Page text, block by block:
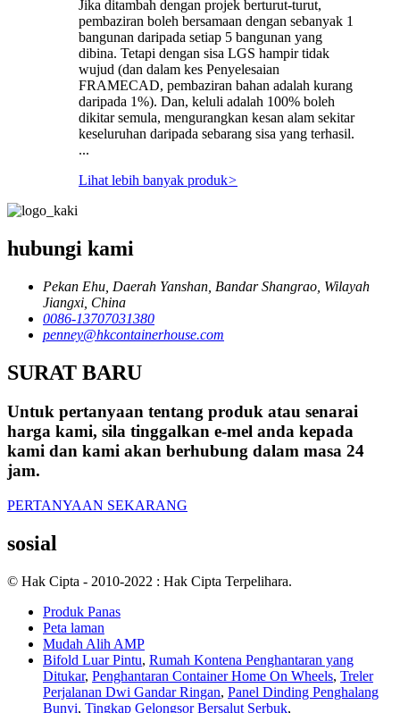
Jika ditambah dengan projek berturut-turut,
pembaziran boleh bersamaan dengan sebanyak 1
bangunan daripada setiap 5 bangunan yang
dibina. Tetapi dengan sisa LGS hampir tidak
wujud (dan dalam kes Penyelesaian
FRAMECAD, pembaziran bahan adalah kurang
daripada 1%). Dan, keluli adalah 100% boleh
dikitar semula, mengurangkan kesan alam sekitar
keseluruhan daripada sebarang sisa yang terhasil.
...
Lihat lebih banyak produk>
hubungi kami
Pekan Ehu, Daerah Yanshan, Bandar Shangrao, Wilayah
Jiangxi, China
0086-13707031380
penney@hkcontainerhouse.com
SURAT BARU
Untuk pertanyaan tentang produk atau senarai
harga kami, sila tinggalkan e-mel anda kepada
kami dan kami akan berhubung dalam masa 24
jam.
PERTANYAAN SEKARANG
sosial
© Hak Cipta - 2010-2022 : Hak Cipta Terpelihara.
Produk Panas
Peta laman
Mudah Alih AMP
Bifold Luar Pintu, Rumah Kontena Penghantaran yang
Ditukar, Penghantaran Container Home On Wheels, Treler
Perjalanan Dwi Gandar Ringan, Panel Dinding Penghalang
Bunyi, Tingkap Gelongsor Bersalut Serbuk,